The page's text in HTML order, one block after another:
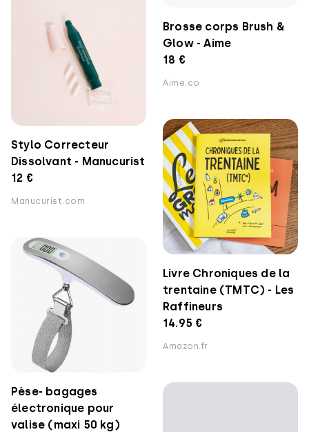
Brosse corps Brush &
Glow - Aime
18 €
Aime.co
Stylo Correcteur
Dissolvant - Manucurist
12 €
Manucurist.com
Livre Chroniques de la
trentaine (TMTC) - Les
Raffineurs
14.95 €
Amazon.fr
Pèse- bagages
électronique pour
valise (maxi 50 kg)